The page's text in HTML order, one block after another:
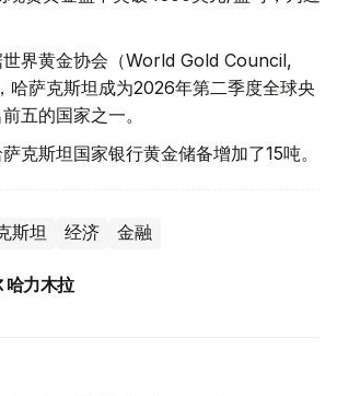
世界黄金协会（World Gold Council,
哈萨克斯坦成为2026年第二季度全球央
五的国家之一。
克斯坦国家银行黄金储备增加了15吨。
斯坦 经济 金融
哈力木拉